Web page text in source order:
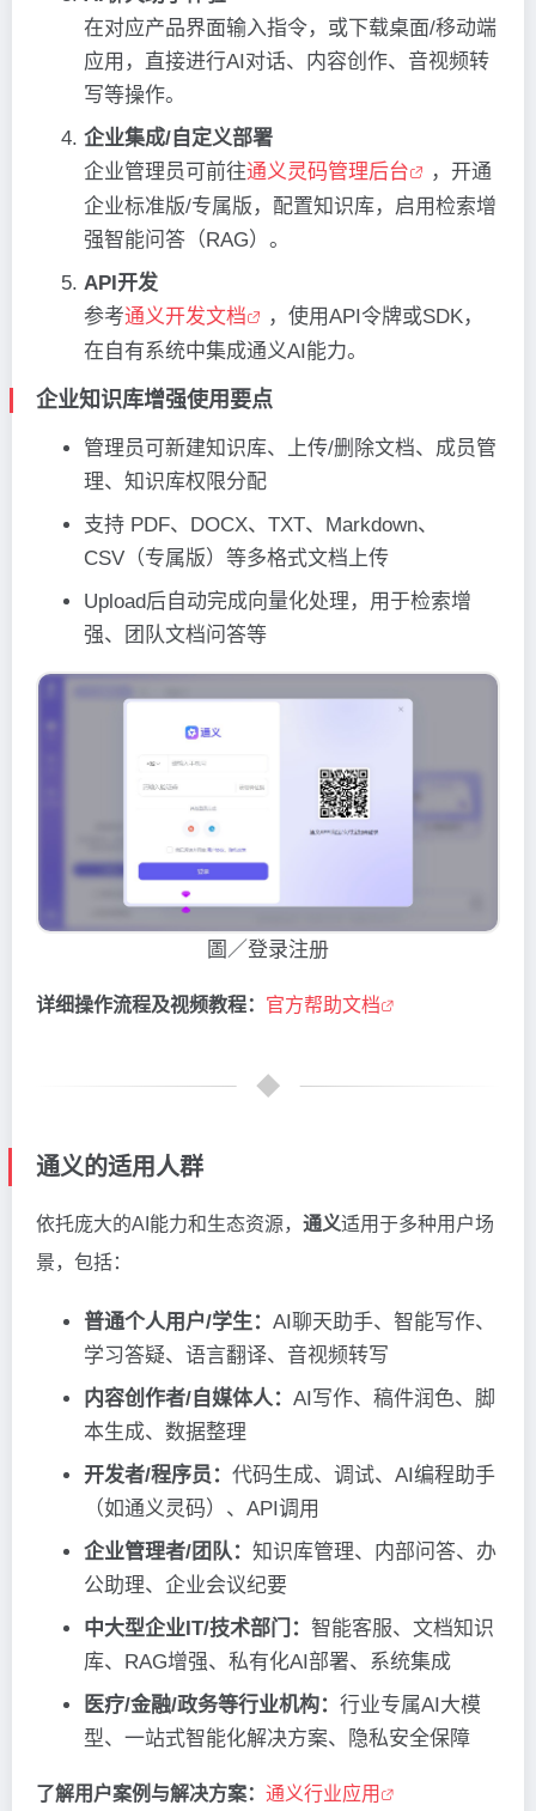
在对应产品界面输入指令，或下载桌面/移动端
应用，直接进行AI对话、内容创作、音视频转
写等操作。
企业集成/自定义部署
企业管理员可前往通义灵码管理后台
，开通
企业标准版/专属版，配置知识库，启用检索增
强智能问答（RAG）。
API开发
参考通义开发文档
，使用API令牌或SDK，
在自有系统中集成通义AI能力。
企业知识库增强使用要点
管理员可新建知识库、上传/删除文档、成员管
理、知识库权限分配
支持 PDF、DOCX、TXT、Markdown、
CSV（专属版）等多格式文档上传
Upload后自动完成向量化处理，用于检索增
强、团队文档问答等
圖／登录注册
详细操作流程及视频教程： 官方帮助文档
通义的适用人群
依托庞大的AI能力和生态资源， 通义适用于多种用户场
景，包括：
普通个人用户/学生： AI聊天助手、智能写作、
学习答疑、语言翻译、音视频转写
内容创作者/自媒体人： AI写作、稿件润色、脚
本生成、数据整理
开发者/程序员： 代码生成、调试、AI编程助手
（如通义灵码）、API调用
企业管理者/团队： 知识库管理、内部问答、办
公助理、企业会议纪要
中大型企业IT/技术部门： 智能客服、文档知识
库、RAG增强、私有化AI部署、系统集成
医疗/金融/政务等行业机构： 行业专属AI大模
型、一站式智能化解决方案、隐私安全保障
了解用户案例与解决方案： 通义行业应用